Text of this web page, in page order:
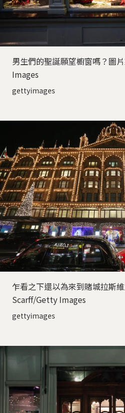
男生們的聖誕願望櫥窗嗎？圖
Images
gettyimages
乍看之下還以為來到賭城拉斯
Scarff/Getty Images
gettyimages